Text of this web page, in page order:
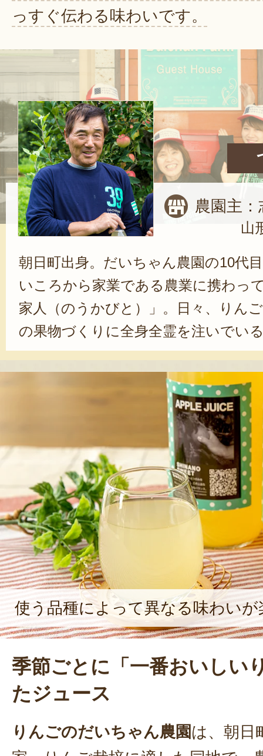
っすぐ伝わる味わいです。
農園主
山
朝日町出身。だいちゃん農園の10代
いころから家業である農業に携わっ
家人（のうかびと）」。日々、りん
の果物づくりに全身全霊を注いでい
にしているのは、「畑で完熟した果
る」ということ。収穫時には自分の
に、実際に試食したうえで、収穫を
っている。「お客様からいただく美
日々の喜びです」と語る、志藤さん
様の美味しいという声や笑顔を励み
していく。
使う品種によって異なる味わいが
季節ごとに「一番おいしい
たジュース
りんごのだいちゃん農園 は、朝日